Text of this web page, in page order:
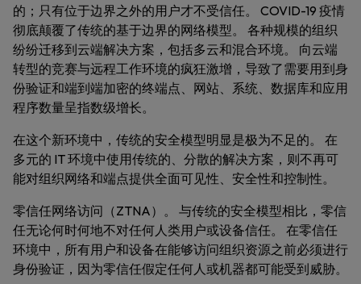
的；只有位于边界之外的用户才不受信任。 COVID-19 疫情
彻底颠覆了传统的基于边界的网络模型。 各种规模的组织
纷纷迁移到云端解决方案，包括多云和混合环境。 向云端
转型的竞赛与远程工作环境的疯狂激增，导致了需要用到身
份验证和端到端加密的终端点、网站、系统、数据库和应用
程序数量呈指数级增长。
在这个新环境中，传统的安全模型明显是极为不足的。 在
多元的 IT 环境中使用传统的、分散的解决方案，则不再可
能对组织网络和端点提供全面可见性、安全性和控制性。
零信任网络访问（ZTNA）。 与传统的安全模型相比，零信
任无论何时何地不对任何人类用户或设备信任。 在零信任
环境中，所有用户和设备在能够访问组织资源之前必须进行
身份验证，因为零信任假定任何人或机器都可能受到威胁。